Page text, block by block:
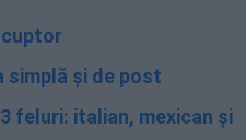
cuptor
simplă și de post
feluri: italian, mexican și